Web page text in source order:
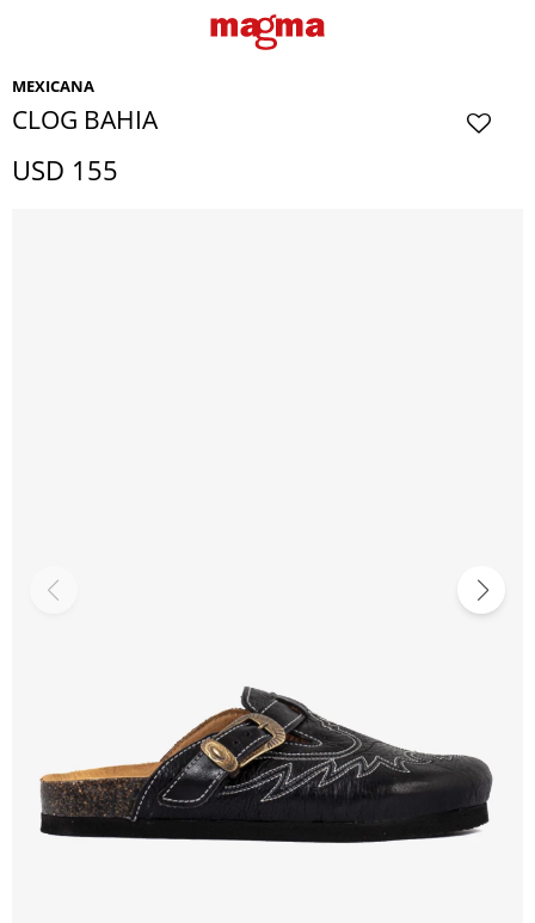
MEXICANA
CLOG BAHIA
USD 155